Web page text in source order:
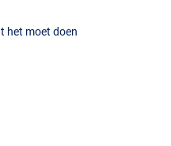
het moet doen